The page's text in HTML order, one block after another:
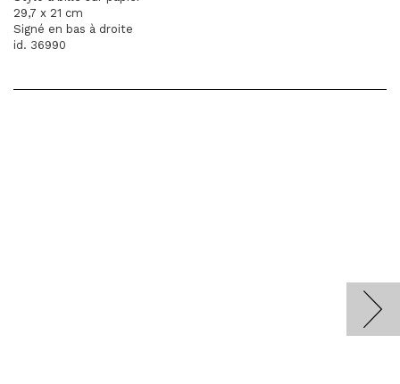
29,7 x 21 cm
Signé en bas à droite
id. 36990